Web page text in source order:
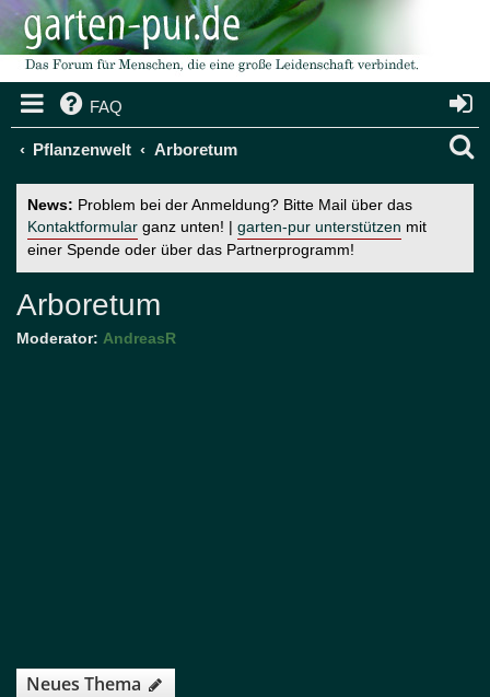
FAQ
Pflanzenwelt Arboretum
News: Problem bei der Anmeldung? Bitte Mail über das
Kontaktformular ganz unten! | garten-pur unterstützen mit
einer Spende oder über das Partnerprogramm!
Arboretum
Moderator: AndreasR
Neues Thema